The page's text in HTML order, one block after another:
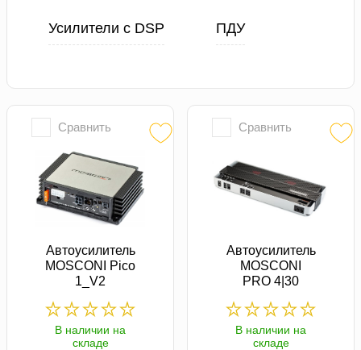
Усилители с DSP ПДУ
Сравнить
Автоусилитель
MOSCONI Pico
1_V2
В наличии на
складе
Сравнить
Автоусилитель
MOSCONI
PRO 4|30
В наличии на
складе